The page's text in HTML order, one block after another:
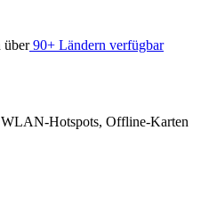
über 90+ Ländern verfügbar
Hotspots, Offline-Karten